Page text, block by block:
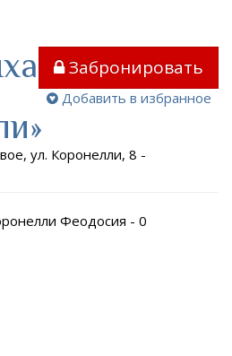
Забронировать
Добавить в избранное
ул. Коронелли, 8 -